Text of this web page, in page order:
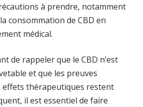
à prendre, notamment
consommation de CBD en
médical.
de rappeler que le CBD n’est
et que les preuves
effets thérapeutiques restent
il est essentiel de faire